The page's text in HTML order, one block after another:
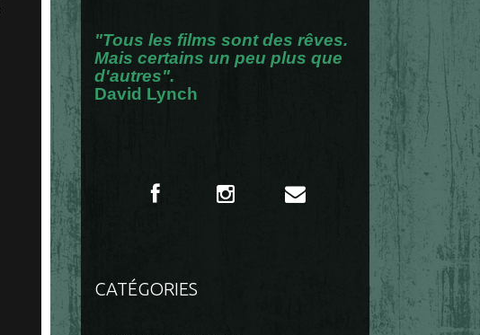
"Tous les films sont des rêves.
Mais certains un peu plus que
d'autres".
David Lynch
CATÉGORIES